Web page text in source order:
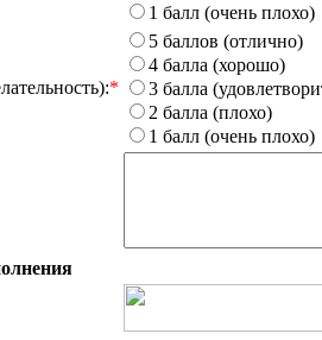
1 балл (очень плохо)
*
5 баллов (отлично)
4 балла (хорошо)
3 балла
2 балла (плохо)
1 балл (очень плохо)